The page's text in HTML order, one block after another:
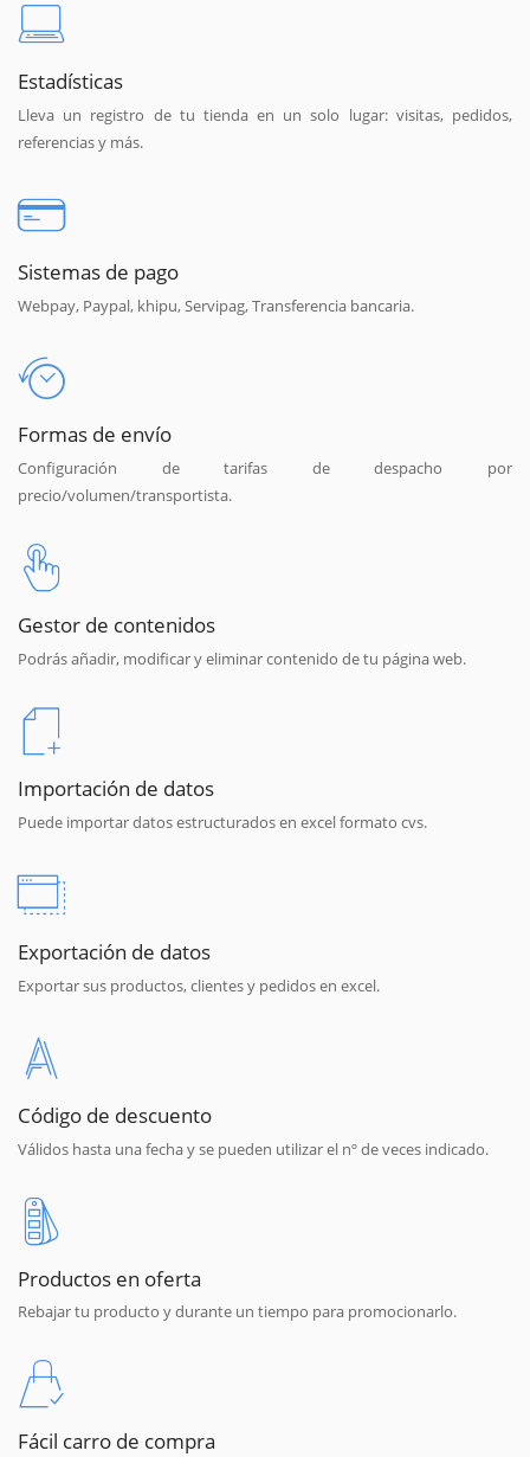
Estadísticas
Lleva un registro de tu tienda en un solo lugar: visitas, pedidos,
referencias y más.
Sistemas de pago
Webpay, Paypal, khipu, Servipag, Transferencia bancaria.
Formas de envío
Configuración de tarifas de despacho por
precio/volumen/transportista.
Gestor de contenidos
Podrás añadir, modificar y eliminar contenido de tu página web.
Importación de datos
Puede importar datos estructurados en excel formato cvs.
Exportación de datos
Exportar sus productos, clientes y pedidos en excel.
Código de descuento
Válidos hasta una fecha y se pueden utilizar el nº de veces indicado.
Productos en oferta
Rebajar tu producto y durante un tiempo para promocionarlo.
Fácil carro de compra